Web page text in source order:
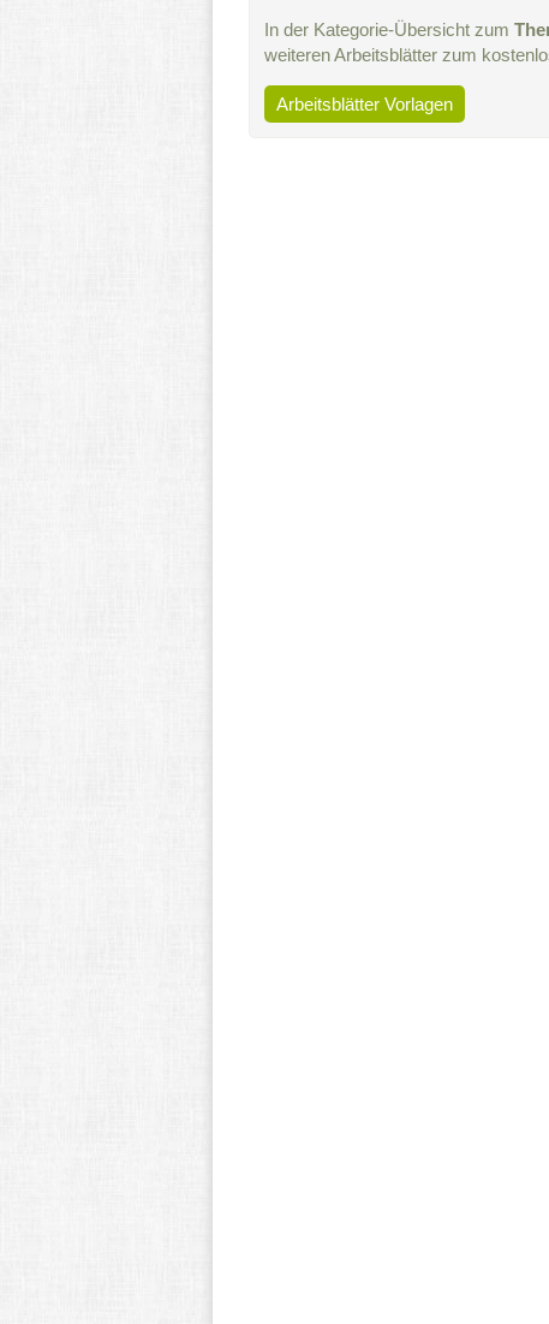
In der Kategorie-Übersicht zum
weiteren Arbeitsblätter zum
Arbeitsblätter Vorlagen